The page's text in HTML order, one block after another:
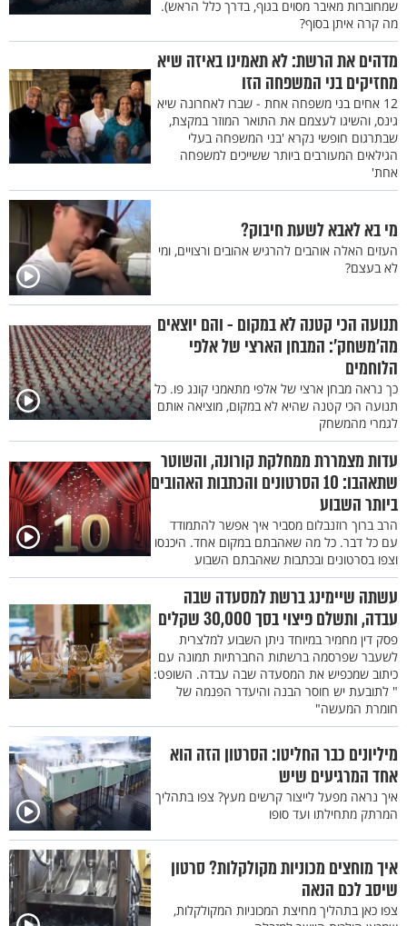
שמחוברות מאיבר מסוים בגוף, בדרך כלל הראש).
מה קרה איתן בסוף?
מדהים את הרשת: לא תאמינו באיזה שיא
מחזיקים בני המשפחה הזו
12 אחים בני משפחה אחת - שברו לאחרונה שיא
גינס, והשיגו לעצמם את התואר המוזר במקצת,
שבתרגום חופשי נקרא 'בני המשפחה בעלי
הגילאים המעורבים ביותר ששייכים למשפחה
אחת'
מי בא לאבא לשעת חיבוק?
העזים האלה אוהבים להרגיש אהובים ורצויים, ומי
לא בעצם?
תנועה הכי קטנה לא במקום - והם יוצאים
מה'משחק': המבחן הארצי של אלפי
הלוחמים
כך נראה מבחן ארצי של אלפי מתאמני קונג פו. כל
תנועה הכי קטנה שהיא לא במקום, מוציאה אותם
לגמרי מהמשחק
עדות מצמררת ממחלקת קורונה, והשוטר
שתאהבו: 10 הסרטונים והכתבות האהובים
ביותר השבוע
הרב ברוך רוזנבלום מסביר איך אפשר להתמודד
עם כל דבר. כל מה שאהבתם במקום אחד. היכנסו
וצפו בסרטונים ובכתבות שאהבתם השבוע
עשתה שיימינג ברשת למסעדה שבה
עבדה, ותשלם פיצוי בסך 30,000 שקלים
פסק דין מחמיר במיוחד ניתן השבוע למלצרית
לשעבר שפרסמה ברשתות החברתיות תמונה עם
כיתוב שמכפיש את המסעדה שבה עבדה. השופט:
" לתובעת יש חוסר הבנה והיעדר הפנמה של
חומרת המעשה"
מיליונים כבר החליטו: הסרטון הזה הוא
אחד המרגיעים שיש
איך נראה מפעל לייצור קרשים מעץ? צפו בתהליך
המרתק מתחילתו ועד סופו
איך מוחצים מכוניות מקולקלות? סרטון
שיסב לכם הנאה
צפו כאן בתהליך מחיצת המכוניות המקולקלות,